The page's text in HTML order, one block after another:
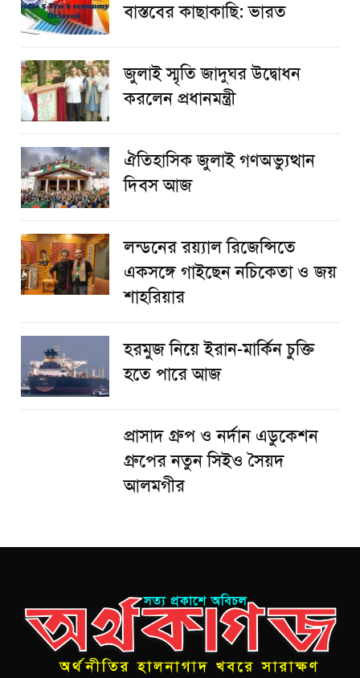
বাস্তবের কাছাকাছি: ভারত
জুলাই স্মৃতি জাদুঘর উদ্বোধন
করলেন প্রধানমন্ত্রী
ঐতিহাসিক জুলাই গণঅভ্যুত্থান
দিবস আজ
লন্ডনের রয়্যাল রিজেন্সিতে
একসঙ্গে গাইছেন নচিকেতা ও জয়
শাহরিয়ার
হরমুজ নিয়ে ইরান-মার্কিন চুক্তি
হতে পারে আজ
প্রাসাদ গ্রুপ ও নর্দান এডুকেশন
গ্রুপের নতুন সিইও সৈয়দ
আলমগীর